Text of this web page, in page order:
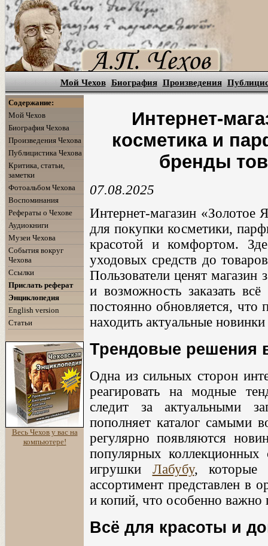
Мой Чехов Биография Произведения
Содержание:
Мой Чехов
Биография Чехова
Произведения Чехова
Публицистика Чехова
Критика, статьи,
заметки
Фотоальбом Чехова
Воспоминания
Рефераты о Чехове
Аудиокниги
Музеи Чехова
События вокруг
Чехова
Ссылки
Прислать реферат
Энциклопедия
English version
Статьи
Весь Чехов у вас на
компьютере!
Интернет-
косметика и
бренды
07.08.2025
Интернет-магазин «Золотое
для покупки косметики,
красотой и комфортом.
уходовых средств до
Пользователи ценят магазин
и возможность заказать
постоянно обновляется, что
находить актуальные
Трендовые решения
Одна из сильных сторон
реагировать на модные
следит за актуальными
пополняет каталог самыми
регулярно появляются
популярных
игрушки Лабубу, которые
ассортимент представлен в
и копий, что особенно
Всё для красоты и